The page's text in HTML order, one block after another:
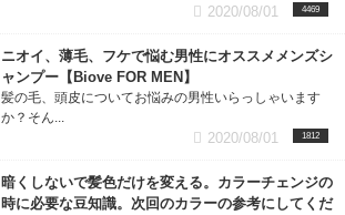
4469
2020/08/01
ニオイ、薄毛、フケで悩む男性にオススメメンズシ
ャンプー【Biove FOR MEN】
髪の毛、頭皮についてお悩みの男性いらっしゃいます
か？そん...
1812
2020/08/01
暗くしないで髪色だけを変える。カラーチェンジの
時に必要な豆知識。次回のカラーの参考にしてくだ